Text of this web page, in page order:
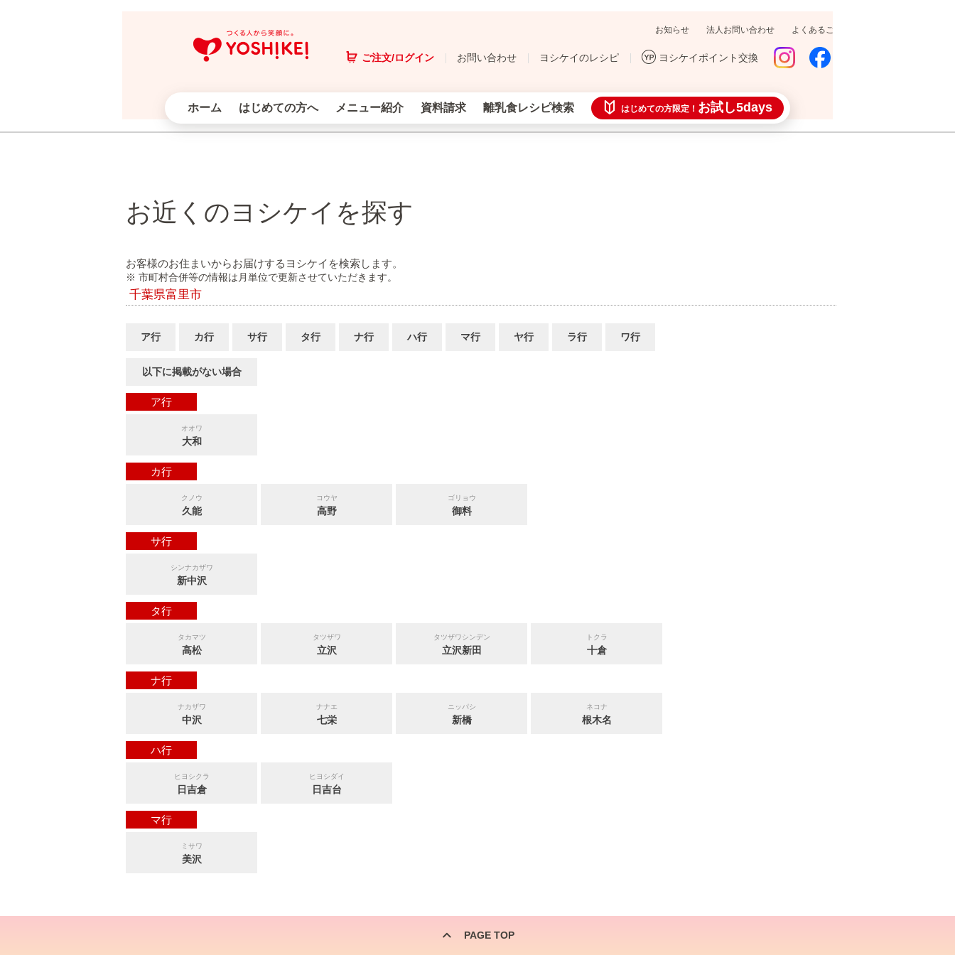
お知らせ 法人お問い合わせ よくあるご質問
ご注文/ログイン お問い合わせ ヨシケイのレシピ ヨシケイポイント交換
ホーム はじめての方へ メニュー紹介 資料請求 離乳食レシピ検索 はじめての方限定！ お試し5days
お近くのヨシケイを探す
お客様のお住まいからお届けするヨシケイを検索します。
※ 市町村合併等の情報は月単位で更新させていただきます。
千葉県富里市
ア行 カ行 サ行 タ行 ナ行 ハ行 マ行 ヤ行 ラ行 ワ行
以下に掲載がない場合
ア行
オオワ
大和
カ行
クノウ
久能
コウヤ
高野
ゴリョウ
御料
サ行
シンナカザワ
新中沢
タ行
タカマツ
高松
タツザワ
立沢
タツザワシンデン
立沢新田
トクラ
十倉
ナ行
ナカザワ
中沢
ナナエ
七栄
ニッパシ
新橋
ネコナ
根木名
ハ行
ヒヨシクラ
日吉倉
ヒヨシダイ
日吉台
マ行
ミサワ
美沢
PAGE TOP